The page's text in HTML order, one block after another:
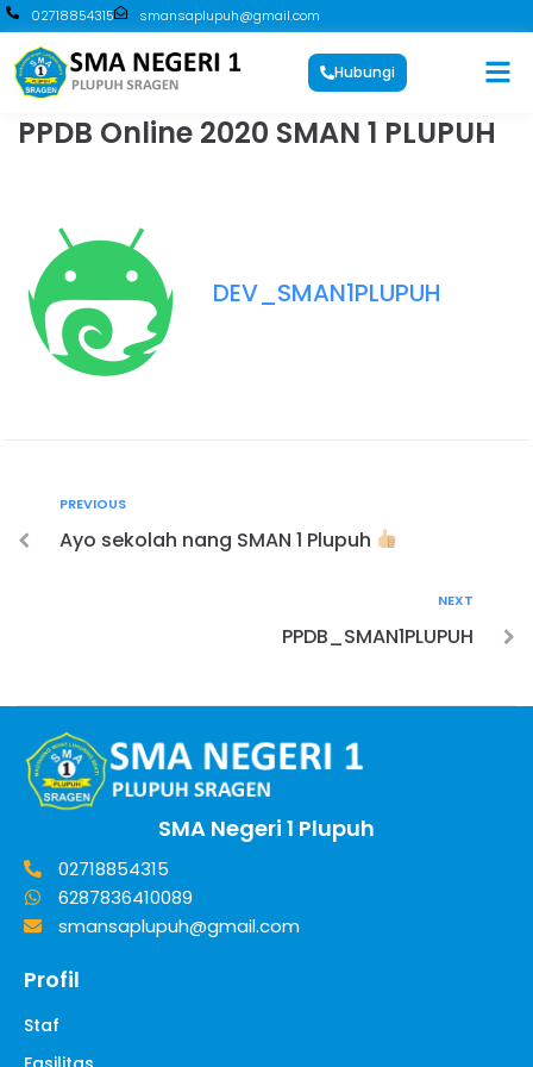
02718854315 smansaplupuh@gmail.com
Hubungi
PPDB Online 2020 SMAN 1 PLUPUH
DEV_SMAN1PLUPUH
PREVIOUS
Ayo sekolah nang SMAN 1 Plupuh
NEXT
PPDB_SMAN1PLUPUH
SMA Negeri 1 Plupuh
02718854315
6287836410089
smansaplupuh@gmail.com
Profil
Staf